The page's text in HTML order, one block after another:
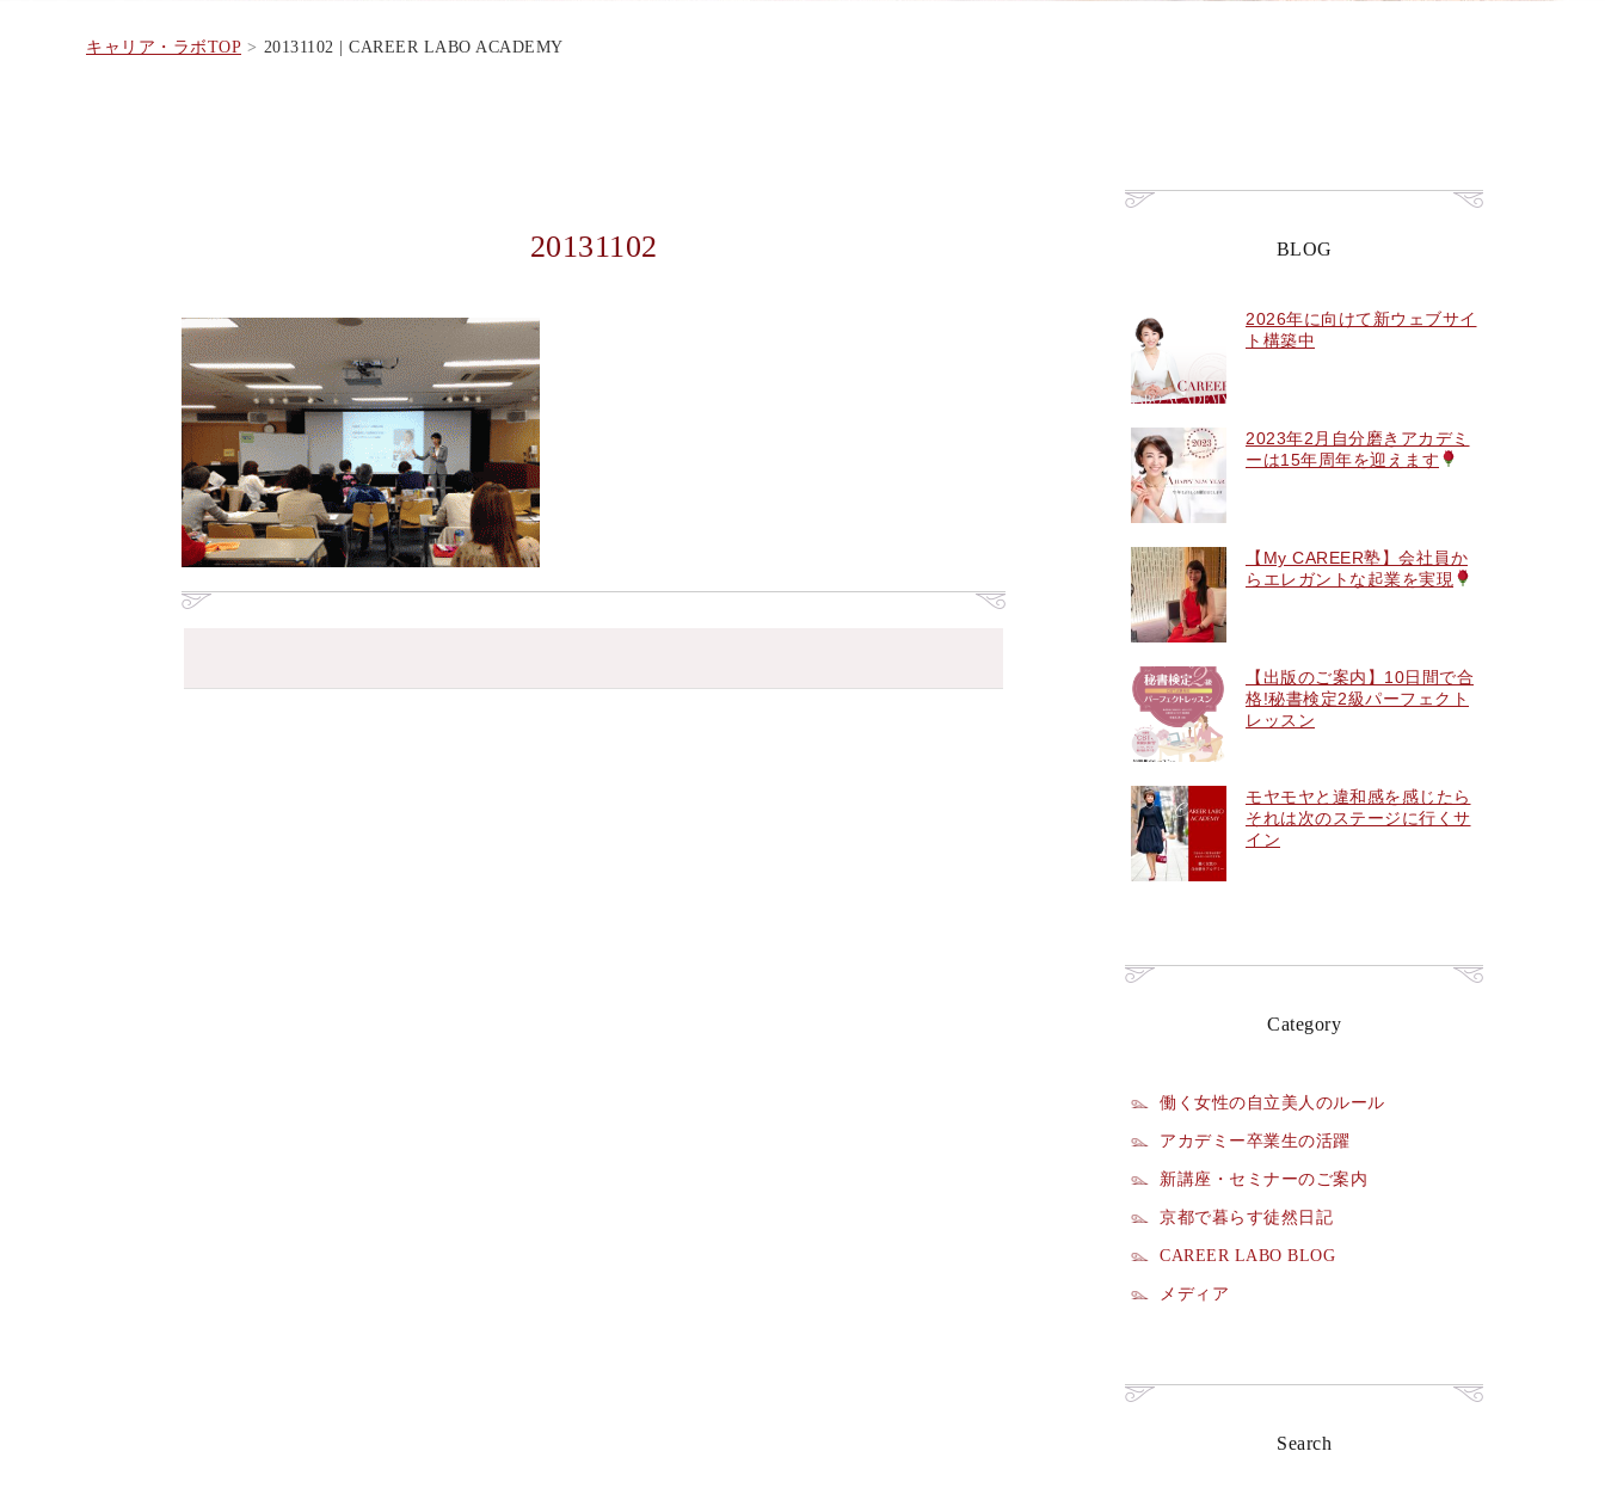
キャリア・ラボTOP 20131102 | CAREER LABO ACADEMY
20131102 BLOG
2026年に向けて新ウェブサイ
ト構築中
2023年2月自分磨きアカデミ
ーは15年周年を迎えます
【My CAREER塾】会社員か
らエレガントな起業を実現
【出版のご案内】10日間で合
格!秘書検定2級パーフェクト
レッスン
モヤモヤと違和感を感じたら
それは次のステージに行くサ
イン
Category
働く女性の自立美人のルール
アカデミー卒業生の活躍
新講座・セミナーのご案内
京都で暮らす徒然日記
CAREER LABO BLOG
メディア
Search